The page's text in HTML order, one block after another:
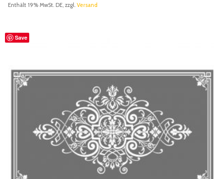
Enthält 19% MwSt. DE, zzgl. Versand
Save